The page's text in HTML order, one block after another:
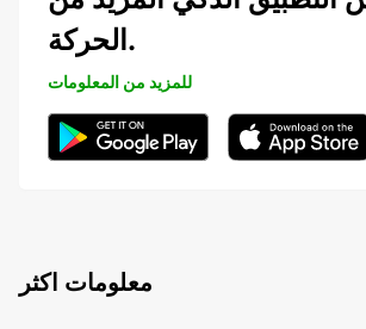
الحركة.
للمزيد من المعلومات
معلومات اكثر